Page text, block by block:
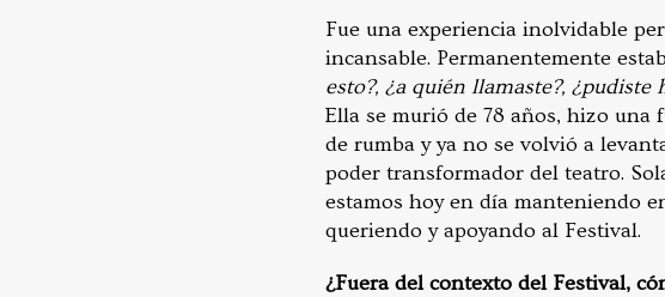
Fue una experiencia inolvidable
incansable. Permanentemente
esto?, ¿a quién llamaste?,
Ella se murió de 78 años, hizo una
de rumba y ya no se volvió a
poder transformador del teatro.
estamos hoy en día manteniendo
queriendo y apoyando al Festival.
¿Fuera del contexto del Festival,